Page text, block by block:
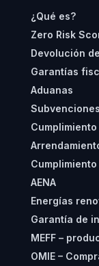
¿Qué es?
Zero Risk
Devolución
Garantías
Aduanas
Subvenciones
AENA
Energías
Garantía de
MEFF –
OMIE –